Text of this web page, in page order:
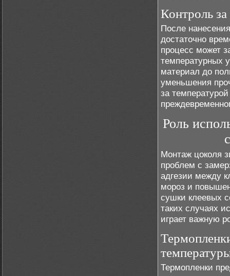
Контроль
После
достаточно
процесс может
температурных
материал до
уменьшения
за
Роль
Монтаж цоколя
проблем с
адгезии между
мороз и
сушки клеевых
таких случаях
играет важную
Термопленки